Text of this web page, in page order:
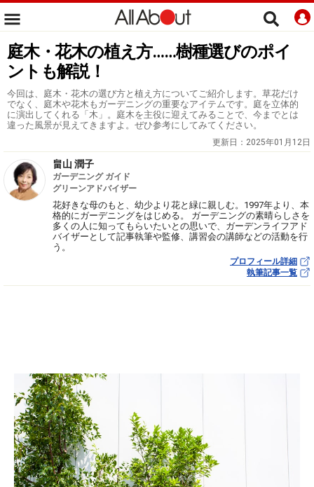
庭木・花木の植え方……樹種選びのポイ
ントも解説！
今回は、庭木・花木の選び方と植え方についてご紹介します。草花だけ
でなく、庭木や花木もガーデニングの重要なアイテムです。庭を立体的
に演出してくれる「木」。庭木を主役に迎えてみることで、今までとは
違った風景が見えてきますよ。ぜひ参考にしてみてください。
更新日： 2025年01月12日
畠山 潤子
ガーデニング ガイド
グリーンアドバイザー
花好きな母のもと、幼少より花と緑に親しむ。1997年より、本
格的にガーデニングをはじめる。 ガーデニングの素晴らしさを
多くの人に知ってもらいたいとの思いで、ガーデンライフアド
バイザーとして記事執筆や監修、講習会の講師などの活動を行
う。
プロフィール詳細
執筆記事一覧